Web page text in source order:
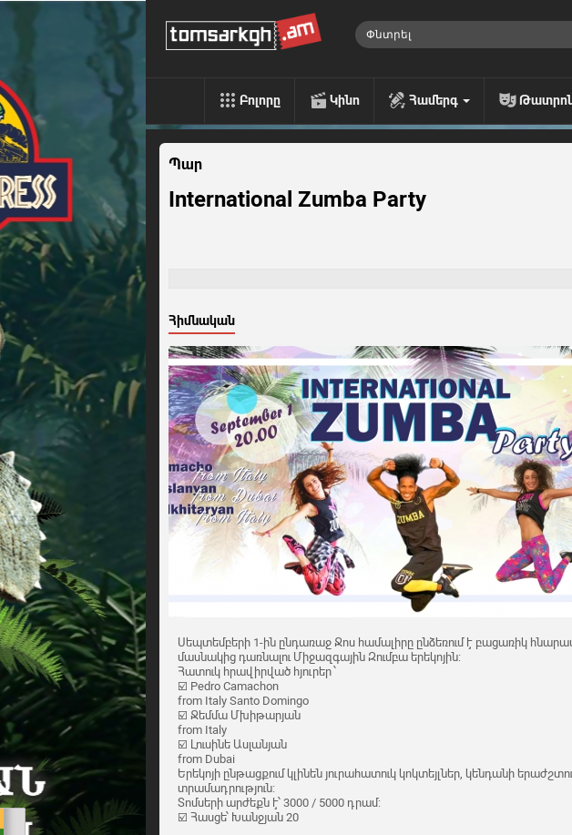
Բոլորը Կինո Համերգ
Պար
International Zumba Party
Հիմնական
Սեպտեմբերի 1-ին ընդառաջ Ջոս համալիրը ընձեռում է բացառիկ
մասնակից դառնալու Միջազգային Զումբա երեկոյին:
Հատուկ հրավիրված հյուրեր ՝
☑️ Pedro Camachon
from Italy Santo Domingo
☑️ Ջեմմա Մխիթարյան
from Italy
☑️ Լուսինե Ասլանյան
from Dubai
Երեկոյի ընթացքում կլինեն յուրահատուկ կոկտեյլներ, կենդանի
տրամադրություն:
Տոմսերի արժեքն է՝ 3000 / 5000 դրամ:
☑️ Հասցե՝ Խանջյան 20